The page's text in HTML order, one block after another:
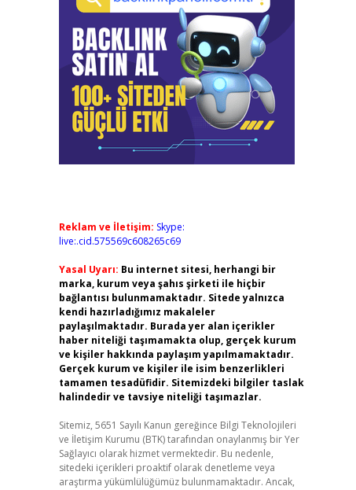
Reklam ve İletişim: Skype:
live:.cid.575569c608265c69
Yasal Uyarı: Bu internet sitesi, herhangi bir
marka, kurum veya şahıs şirketi ile hiçbir
bağlantısı bulunmamaktadır. Sitede yalnızca
kendi hazırladığımız makaleler
paylaşılmaktadır. Burada yer alan içerikler
haber niteliği taşımamakta olup, gerçek kurum
ve kişiler hakkında paylaşım yapılmamaktadır.
Gerçek kurum ve kişiler ile isim benzerlikleri
tamamen tesadüfidir. Sitemizdeki bilgiler taslak
halindedir ve tavsiye niteliği taşımazlar.
Sitemiz, 5651 Sayılı Kanun gereğince Bilgi Teknolojileri
ve İletişim Kurumu (BTK) tarafından onaylanmış bir Yer
Sağlayıcı olarak hizmet vermektedir. Bu nedenle,
sitedeki içerikleri proaktif olarak denetleme veya
araştırma yükümlülüğümüz bulunmamaktadır. Ancak,